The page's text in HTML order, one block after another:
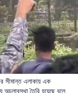
সীমান্ত এলাকায় এক
অচলাবস্থা তৈরি হয়েছে বলে